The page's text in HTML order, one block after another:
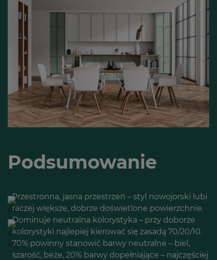
Podsumowanie
Przestronna, jasna przestrzeń – styl nowojorski lubi
raczej większe, dobrze doświetlone powierzchnie.
Dominuje neutralna kolorystyka – przy doborze
kolorystyki najlepiej kierować się zasadą 70/20/10.
70% powinny stanowić barwy neutralne – biel,
szarość, beże, 20% barwy dopełniające – najczęściej